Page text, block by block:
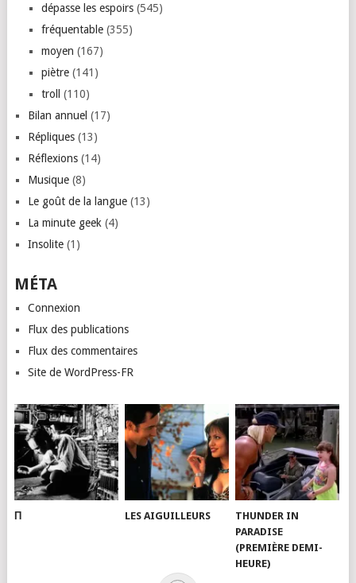
dépasse les espoirs(545)
fréquentable(355)
moyen (167)
piètre(141)
troll
(110)
Bilan annuel (17)
Répliques(13)
Réflexions(14)
Musique(8)
Le goût de la langue(13)
La minute geek (4)
Insolite(1)
MÉTA
Connexion
Flux des publications
Flux des commentaires
Site de WordPress-FR
Π LES AIGUILLEURS
THUNDER IN
PARADISE
(PREMIÈRE DEMI-
HEURE)